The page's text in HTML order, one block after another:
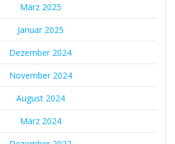
März 2025
Januar 2025
Dezember 2024
November 2024
August 2024
März 2024